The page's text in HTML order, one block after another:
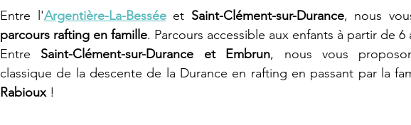
Entre l'Argentière-La-Bessée et Saint-Clément-sur-Durance
parcours rafting en famille. Parcours accessible aux enfants à partir de 6
Entre Saint-Clément-sur-Durance et Embrun, nous vous
classique de la descente de la Durance en rafting en passant par la
Rabioux !